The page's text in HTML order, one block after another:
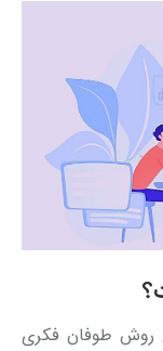
روش طوفان فکری